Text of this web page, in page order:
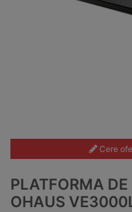
Cere
PLATFORMA DE
OHAUS